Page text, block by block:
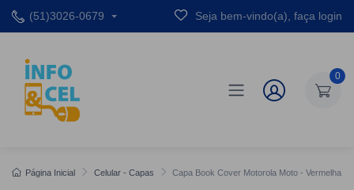
(51)3026-0679 Seja bem-vindo(a), faça login
0
Página Inicial Celular - Capas Capa Book Cover Motorola Moto - Vermelha